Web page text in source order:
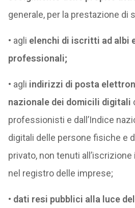
generale, per la prestazione di
• agli elenchi di iscritti ad albi
professionali;
• agli indirizzi di posta
nazionale dei domicili digitali
professionisti e dall’Indice
digitali delle persone fisiche e
privato, non tenuti
nel registro delle imprese;
• dati resi pubblici alla luce